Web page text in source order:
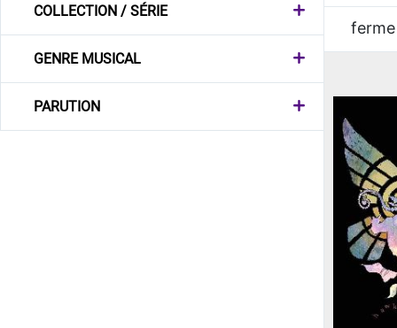
COLLECTION / SÉRIE
GENRE MUSICAL
PARUTION
ferme